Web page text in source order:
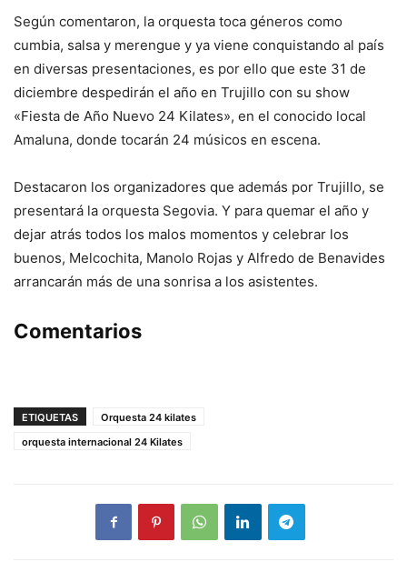
Según comentaron, la orquesta toca géneros como
cumbia, salsa y merengue y ya viene conquistando al país
en diversas presentaciones, es por ello que este 31 de
diciembre despedirán el año en Trujillo con su show
«Fiesta de Año Nuevo 24 Kilates», en el conocido local
Amaluna, donde tocarán 24 músicos en escena.
Destacaron los organizadores que además por Trujillo, se
presentará la orquesta Segovia. Y para quemar el año y
dejar atrás todos los malos momentos y celebrar los
buenos, Melcochita, Manolo Rojas y Alfredo de Benavides
arrancarán más de una sonrisa a los asistentes.
Comentarios
ETIQUETAS
Orquesta 24 kilates
orquesta internacional 24 Kilates